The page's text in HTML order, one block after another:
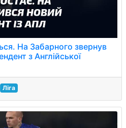
На Забарного звернув
з Англійської
Ліга